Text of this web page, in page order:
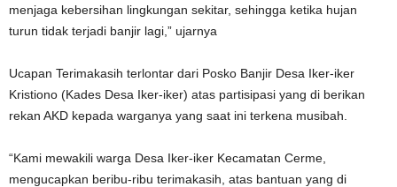
menjaga kebersihan lingkungan sekitar, sehingga ketika hujan
turun tidak terjadi banjir lagi,” ujarnya
Ucapan Terimakasih terlontar dari Posko Banjir Desa Iker-iker
Kristiono (Kades Desa Iker-iker) atas partisipasi yang di berikan
rekan AKD kepada warganya yang saat ini terkena musibah.
“Kami mewakili warga Desa Iker-iker Kecamatan Cerme,
mengucapkan beribu-ribu terimakasih, atas bantuan yang di